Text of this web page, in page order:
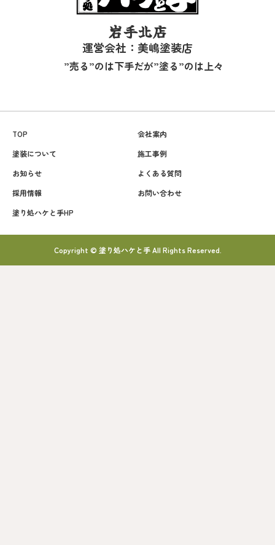
岩手北店
運営会社：美嶋塗装店
”売る”のは下手だが”塗る”のは上々
TOP
会社案内
塗装について
施工事例
お知らせ
よくある質問
採用情報
お問い合わせ
塗り処ハケと手HP
Copyright © 塗り処ハケと手 All Rights Reserved.